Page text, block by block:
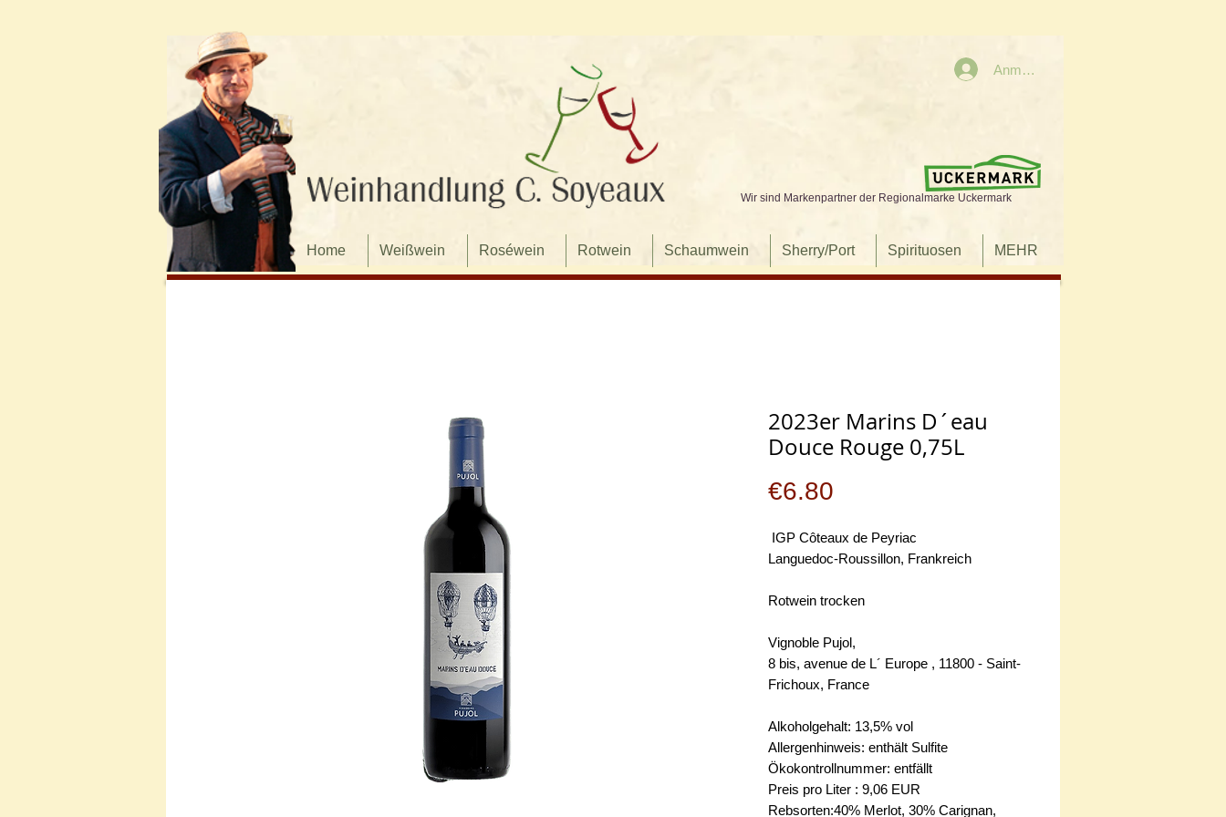
Wir sind Markenpartner der Regionalmarke Uckermark
Home Weißwein Roséwein Rotwein Schaumwein Sherry/Port Spirituosen MEHR
Anmelden
2023er Marins D´eau
Douce Rouge 0,75L
€6.80
IGP Côteaux de Peyriac
Languedoc-Roussillon, Frankreich
Rotwein trocken
Vignoble Pujol,
8 bis, avenue de L´ Europe , 11800 - Saint-
Frichoux, France
Alkoholgehalt: 13,5% vol
Allergenhinweis: enthält Sulfite
Ökokontrollnummer: entfällt
Preis pro Liter : 9,06 EUR
Rebsorten:40% Merlot, 30% Carignan,